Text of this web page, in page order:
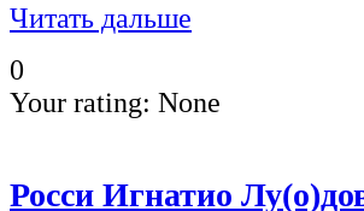
Читать дальше
0
Your rating: None
Росси Игнатио